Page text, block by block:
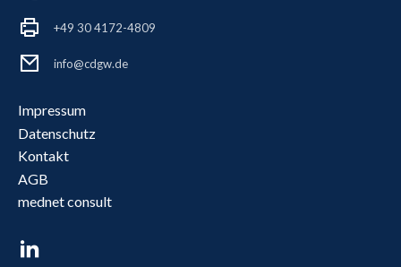
+49 30 4172-4809
info@cdgw.de
Impressum
Datenschutz
Kontakt
AGB
mednet consult